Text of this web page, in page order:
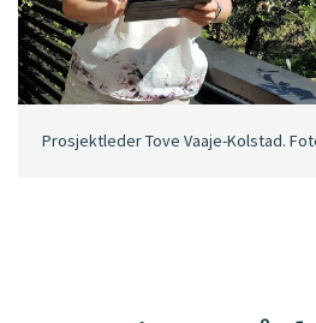
Prosjektleder Tove Vaaje-Kolstad.